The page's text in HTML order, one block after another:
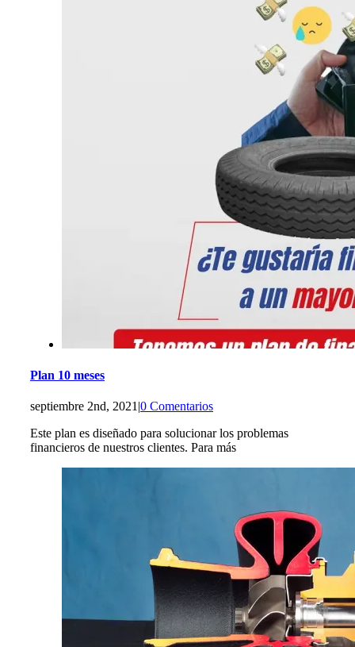
Plan 10 meses
septiembre 2nd, 2021 |0 Comentarios
Este plan es diseñado para solucionar los problemas
financieros de nuestros clientes. Para más